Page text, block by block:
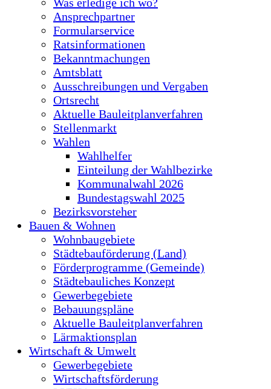
Ansprechpartner
Formularservice
Ratsinformationen
Bekanntmachungen
Amtsblatt
Ausschreibungen und Vergaben
Ortsrecht
Aktuelle Bauleitplanverfahren
Stellenmarkt
Wahlen
Wahlhelfer
Einteilung der Wahlbezirke
Kommunalwahl 2026
Bundestagswahl 2025
Bezirksvorsteher
Bauen & Wohnen
Wohnbaugebiete
Städtebauförderung (Land)
Förderprogramme (Gemeinde)
Städtebauliches Konzept
Gewerbegebiete
Bebauungspläne
Aktuelle Bauleitplanverfahren
Lärmaktionsplan
Wirtschaft & Umwelt
Gewerbegebiete
Wirtschaftsförderung